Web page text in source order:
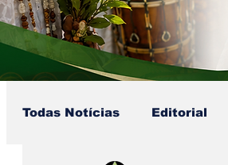
Todas Notícias Editorial